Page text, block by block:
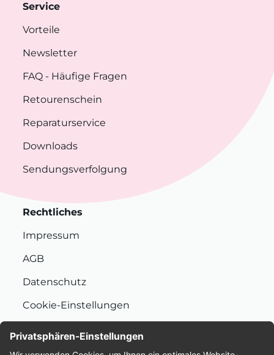
Service
Vorteile
Newsletter
FAQ - Häufige Fragen
Retourenschein
Reparaturservice
Downloads
Sendungsverfolgung
Rechtliches
Impressum
AGB
Datenschutz
Cookie-Einstellungen